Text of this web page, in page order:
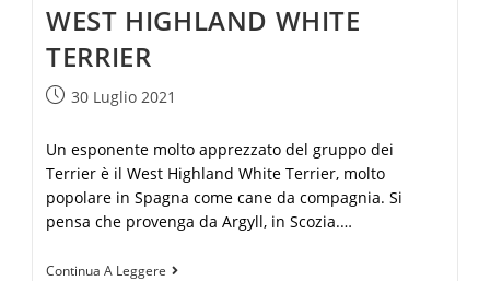
WEST HIGHLAND WHITE
TERRIER
30 Luglio 2021
Un esponente molto apprezzato del gruppo dei
Terrier è il West Highland White Terrier, molto
popolare in Spagna come cane da compagnia. Si
pensa che provenga da Argyll, in Scozia.…
Continua A Leggere